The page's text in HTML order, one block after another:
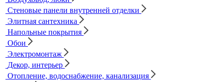
Стеновые панели внутренней отделки
Элитная сантехника
Напольные покрытия
Обои
Электромонтаж
Декор, интерьер
Отопление, водоснабжение, канализация